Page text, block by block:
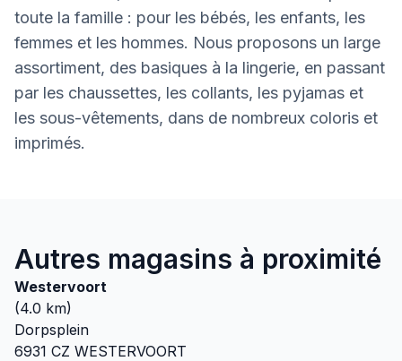
toute la famille : pour les bébés, les enfants, les
femmes et les hommes. Nous proposons un large
assortiment, des basiques à la lingerie, en passant
par les chaussettes, les collants, les pyjamas et
les sous-vêtements, dans de nombreux coloris et
imprimés.
Autres magasins à proximité
Westervoort
(4.0 km)
Dorpsplein
6931 CZ WESTERVOORT